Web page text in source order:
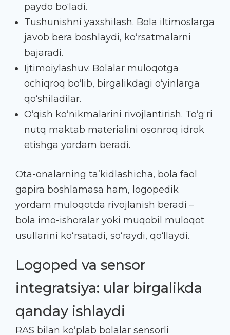
paydo bo‘ladi.
Tushunishni yaxshilash. Bola iltimoslarga
javob bera boshlaydi, ko‘rsatmalarni
bajaradi.
Ijtimoiylashuv. Bolalar muloqotga
ochiqroq bo‘lib, birgalikdagi o‘yinlarga
qo‘shiladilar.
O‘qish ko‘nikmalarini rivojlantirish. To‘g‘ri
nutq maktab materialini osonroq idrok
etishga yordam beradi.
Ota-onalarning ta’kidlashicha, bola faol
gapira boshlamasa ham, logopedik
yordam muloqotda rivojlanish beradi –
bola imo-ishoralar yoki muqobil muloqot
usullarini ko‘rsatadi, so‘raydi, qo‘llaydi.
Logoped va sensor
integratsiya: ular birgalikda
qanday ishlaydi
RAS bilan ko‘plab bolalar sensorli